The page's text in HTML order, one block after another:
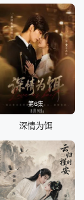
第6集
深情为饵